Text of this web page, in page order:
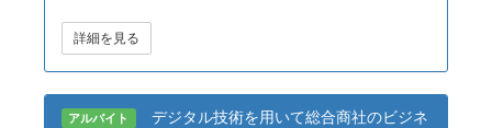
詳細を見る
アルバイト
デジタル技術を用いて総合商社のビジネ